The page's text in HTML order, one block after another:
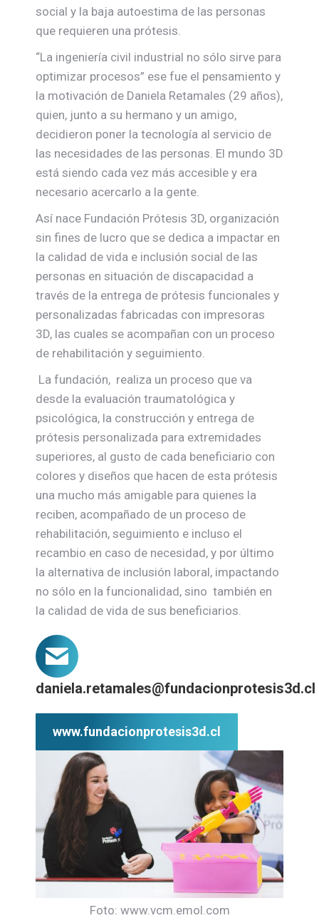
social y la baja autoestima de las personas
que requieren una prótesis.
“La ingeniería civil industrial no sólo sirve para
optimizar procesos” ese fue el pensamiento y
la motivación de Daniela Retamales (29 años),
quien, junto a su hermano y un amigo,
decidieron poner la tecnología al servicio de
las necesidades de las personas. El mundo 3D
está siendo cada vez más accesible y era
necesario acercarlo a la gente.
Así nace Fundación Prótesis 3D, organización
sin fines de lucro que se dedica a impactar en
la calidad de vida e inclusión social de las
personas en situación de discapacidad a
través de la entrega de prótesis funcionales y
personalizadas fabricadas con impresoras
3D, las cuales se acompañan con un proceso
de rehabilitación y seguimiento.
La fundación, realiza un proceso que va
desde la evaluación traumatológica y
psicológica, la construcción y entrega de
prótesis personalizada para extremidades
superiores, al gusto de cada beneficiario con
colores y diseños que hacen de esta prótesis
una mucho más amigable para quienes la
reciben, acompañado de un proceso de
rehabilitación, seguimiento e incluso el
recambio en caso de necesidad, y por último
la alternativa de inclusión laboral, impactando
no sólo en la funcionalidad, sino también en
la calidad de vida de sus beneficiarios.
daniela.retamales@fundacionprotesis3d.cl
www.fundacionprotesis3d.cl
Foto: www.vcm.emol.com